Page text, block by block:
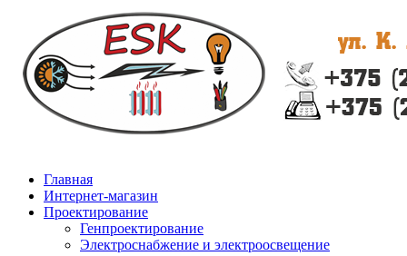
Главная
Интернет-магазин
Проектирование
Генпроектирование
Электроснабжение и электроосвещение